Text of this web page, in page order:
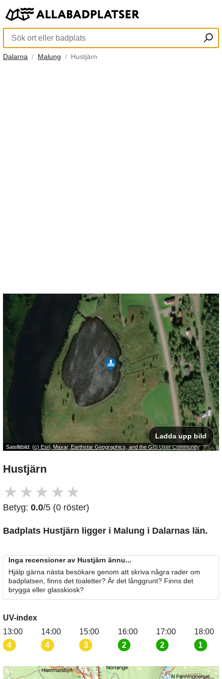
Dalarna Malung Hustjärn
Satellitbild: (c) Esri, Maxar, Earthstar Geographics, and the GIS User Community
Ladda upp bild
Hustjärn
★ ★ ★ ★ ★
Betyg: 0.0/5 (0 röster)
Badplats Hustjärn ligger i Malung i Dalarnas län.
Inga recensioner av Hustjärn ännu...
Hjälp gärna nästa besökare genom att skriva några rader om
badplatsen, finns det toaletter? Är det långgrunt? Finns det
brygga eller glasskiosk?
UV-index
13:00
4
14:00
4
15:00
3
16:00
2
17:00
2
18:00
1